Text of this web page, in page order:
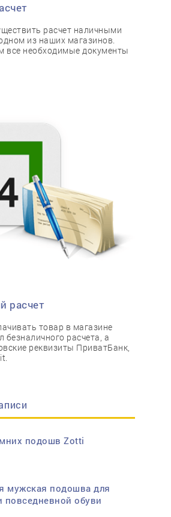
подошв Zotti
мужская подошва для
повседневной обуви
расчет наличными
из наших магазинов.
все необходимые документы
расчет
товар в магазине
безналичного расчета, а
реквизиты ПриватБанк,